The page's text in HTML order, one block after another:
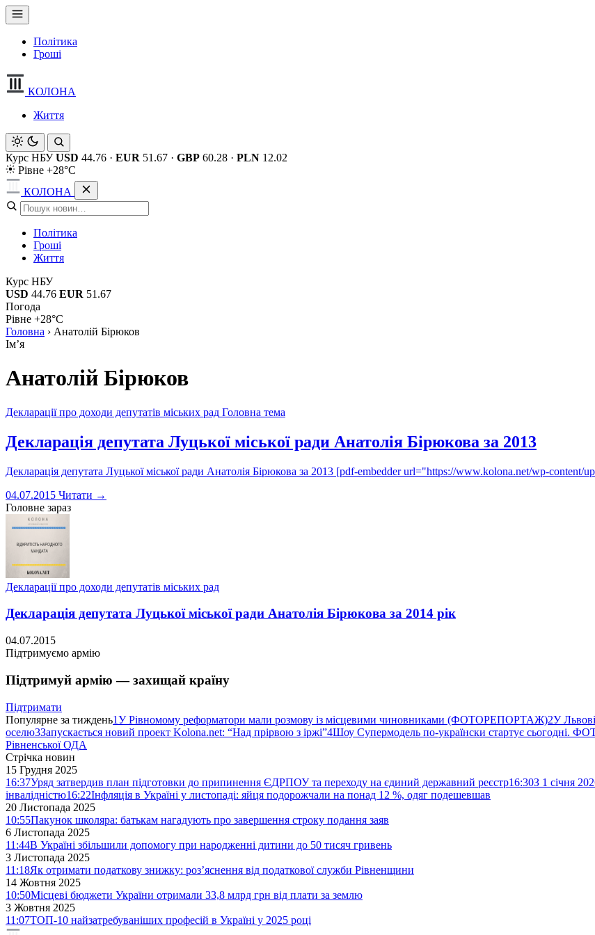
Політика
Гроші
КОЛОНА
Життя
Курс НБУ USD 44.76 · EUR 51.67 · GBP 60.28 · PLN 12.02
Рівне +28°C
КОЛОНА
Політика
Гроші
Життя
Курс НБУ
USD 44.76 EUR 51.67
Погода
Рівне +28°C
Головна › Анатолій Бірюков
Імʼя
Анатолій Бірюков
Декларації про доходи депутатів міських рад Головна тема
Декларація депутата Луцької міської ради Анатолія Бірюкова за 2013
Декларація депутата Луцької міської ради Анатолія Бірюкова за 2013 [pdf-embedder url="https://www.kolona.net/wp-content/
04.07.2015 Читати →
Головне зараз
Декларації про доходи депутатів міських рад
Декларація депутата Луцької міської ради Анатолія Бірюкова за 2014 рік
04.07.2015
Підтримуємо армію
Підтримуй армію — захищай країну
Підтримати
Популярне за тиждень1У Рівномому реформатори мали розмову із місцевими чиновниками (ФОТОРЕПОРТАЖ)2У
оселю3Запускається новий проект Kolona.net: “Над прірвою з іржі”4Шоу Супермодель по-українски стартує сьогодні.
Рівненської ОДА
Стрічка новин
15 Грудня 2025
16:37Уряд затвердив план підготовки до припинення ЄДРПОУ та переходу на єдиний державний реєстр16:30З 1 січня
інвалідністю16:22Інфляція в Україні у листопаді: яйця подорожчали на понад 12 %, одяг подешевшав
20 Листопада 2025
10:55Пакунок школяра: батькам нагадують про завершення строку подання заяв
6 Листопада 2025
11:44В Україні збільшили допомогу при народженні дитини до 50 тисяч гривень
3 Листопада 2025
11:18Як отримати податкову знижку: роз’яснення від податкової служби Рівненщини
14 Жовтня 2025
10:50Місцеві бюджети України отримали 33,8 млрд грн від плати за землю
3 Жовтня 2025
11:07ТОП-10 найзатребуваніших професій в Україні у 2025 році